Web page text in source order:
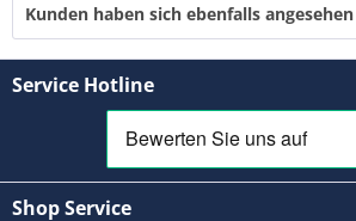
Kunden haben sich ebenfalls angesehen
Service Hotline
Shop Service